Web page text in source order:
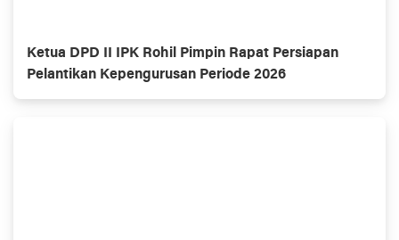
Ketua DPD II IPK Rohil Pimpin Rapat Persiapan
Pelantikan Kepengurusan Periode 2026